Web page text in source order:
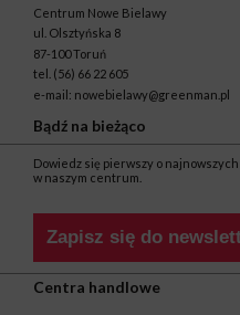
Centrum Nowe Bielawy
ul. Olsztyńska 8
87-100 Toruń
tel. (56) 66 22 605
e-mail: nowebielawy@greenman.pl
Bądź na bieżąco
Dowiedz się pierwszy o
w naszym centrum.
Zapisz się do
Centra handlowe